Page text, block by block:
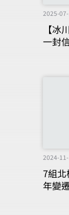
2025-
【
一封
2024-
7組
年變